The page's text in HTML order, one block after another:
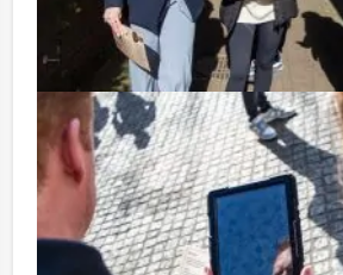
Tip:
Uiteraard is dit uitje uitstekend te
heerlijke lunch vooraf of een
afloop. U kunt dit spel ook
spelprogramma's. Informeer naar de